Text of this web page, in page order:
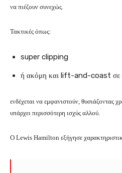
να πιέζουν συνεχώς.
Τακτικές όπως:
super clipping
ή ακόμη και lift-and-coast σε
ενδέχεται να εμφανιστούν, θυσιάζοντας
υπάρχει περισσότερη ισχύς αλλού.
Ο Lewis Hamilton εξήγησε